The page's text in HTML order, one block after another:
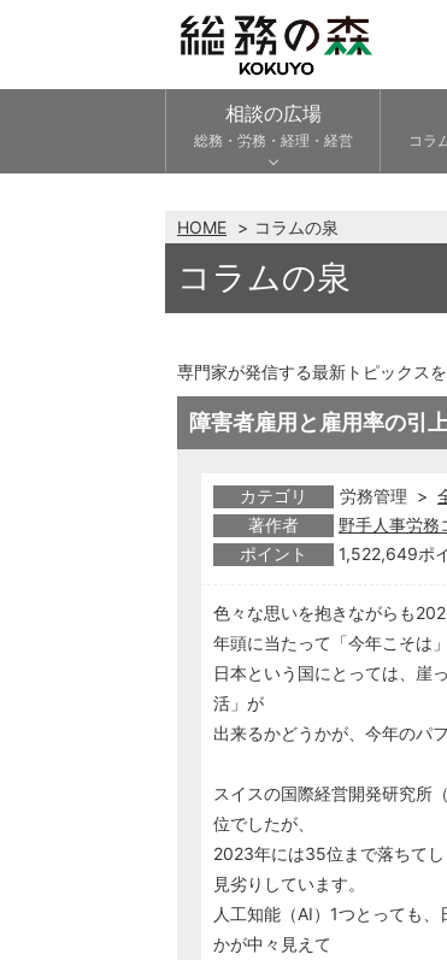
相談の広場
総務・労務・経理・経営 コラ
HOME コラムの泉
コラムの泉
専門家が発信する最新トピックス
障害者雇用と雇用率の引
カテゴリ 労務管理 >
著作者
野手人事労務
ポイント
1,522,649ポ
色々な思いを抱きながらも
年頭に当たって「今年こそは
日本という国にとっては、崖
活」が
出来るかどうかが、今年のパ
スイスの国際経営開発研究所
位でしたが、
2023年には35位まで落ちて
見劣りしています。
人工知能（AI）1つとっても
かが中々見えて